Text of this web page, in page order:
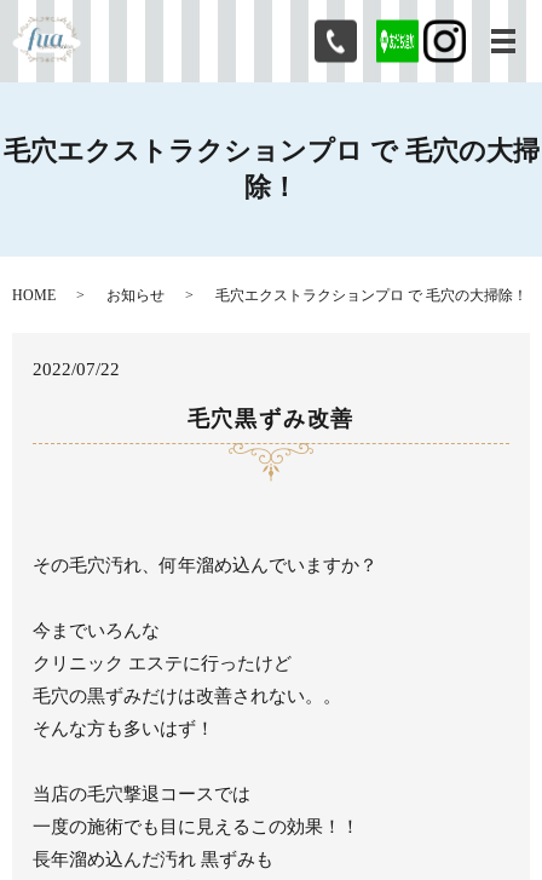
メ
毛穴エクストラクションプロ で 毛穴の大掃
除！
HOME お知らせ 毛穴エクストラクションプロ で 毛穴の大掃除！
2022/07/22
毛穴黒ずみ改善
その毛穴汚れ、何年溜め込んでいますか？
今までいろんな
クリニック エステに行ったけど
毛穴の黒ずみだけは改善されない。。
そんな方も多いはず！
当店の毛穴撃退コースでは
一度の施術でも目に見えるこの効果！！
長年溜め込んだ汚れ 黒ずみも